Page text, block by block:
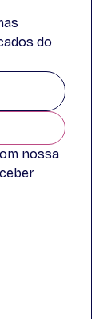
do
nossa